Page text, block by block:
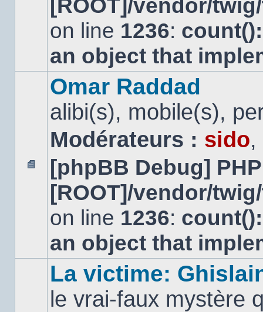
non
[ROOT]/vendor/
on line 1236:
an object that
Aucun
message
non
Omar Raddad
alibi(s), mobile(s),
Modérateurs : sido,
[phpBB Debug]
[ROOT]/vendor/
on line 1236:
an object that
La victime:
le vrai-faux mystère